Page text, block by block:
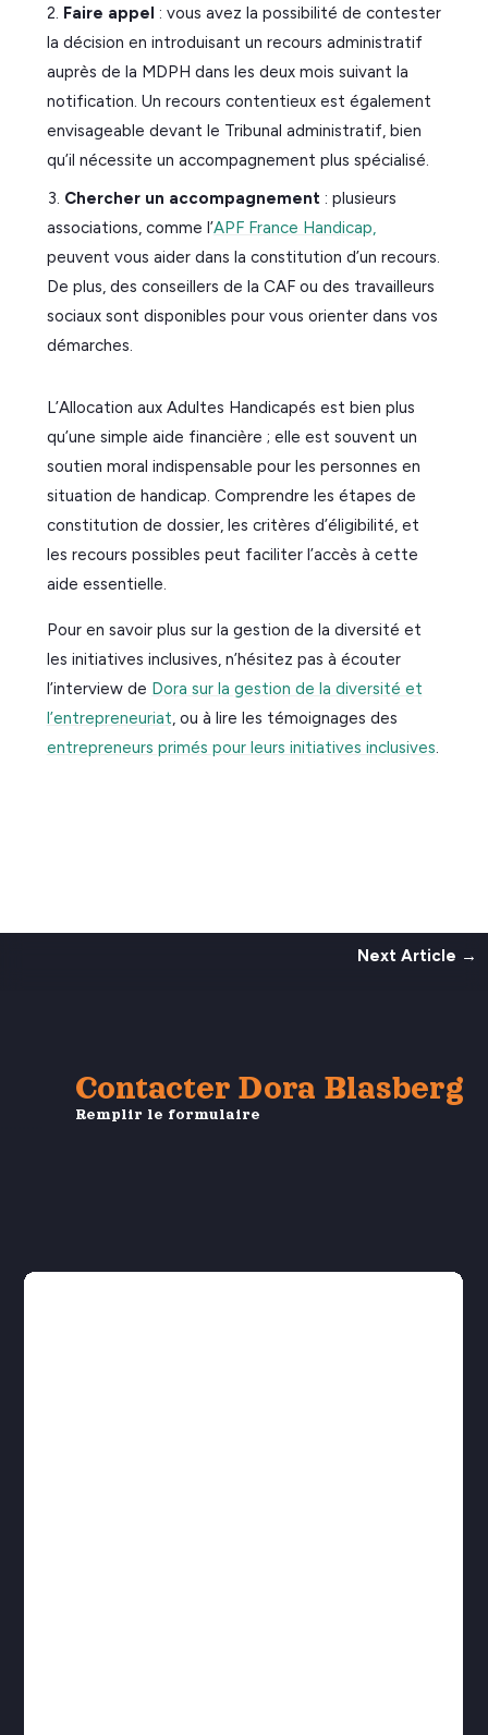
Faire appel : vous avez la possibilité de contester
la décision en introduisant un recours administratif
auprès de la MDPH dans les deux mois suivant la
notification. Un recours contentieux est également
envisageable devant le Tribunal administratif, bien
qu’il nécessite un accompagnement plus spécialisé.
Chercher un accompagnement : plusieurs
associations, comme l’APF France Handicap,
peuvent vous aider dans la constitution d’un recours.
De plus, des conseillers de la CAF ou des travailleurs
sociaux sont disponibles pour vous orienter dans vos
démarches.
L’Allocation aux Adultes Handicapés est bien plus
qu’une simple aide financière ; elle est souvent un
soutien moral indispensable pour les personnes en
situation de handicap. Comprendre les étapes de
constitution de dossier, les critères d’éligibilité, et
les recours possibles peut faciliter l’accès à cette
aide essentielle.
Pour en savoir plus sur la gestion de la diversité et
les initiatives inclusives, n’hésitez pas à écouter
l’interview de Dora sur la gestion de la diversité et
l’entrepreneuriat , ou à lire les témoignages des
entrepreneurs primés pour leurs initiatives inclusives
Next Article →
Contacter Dora Blasberg
Remplir le formulaire